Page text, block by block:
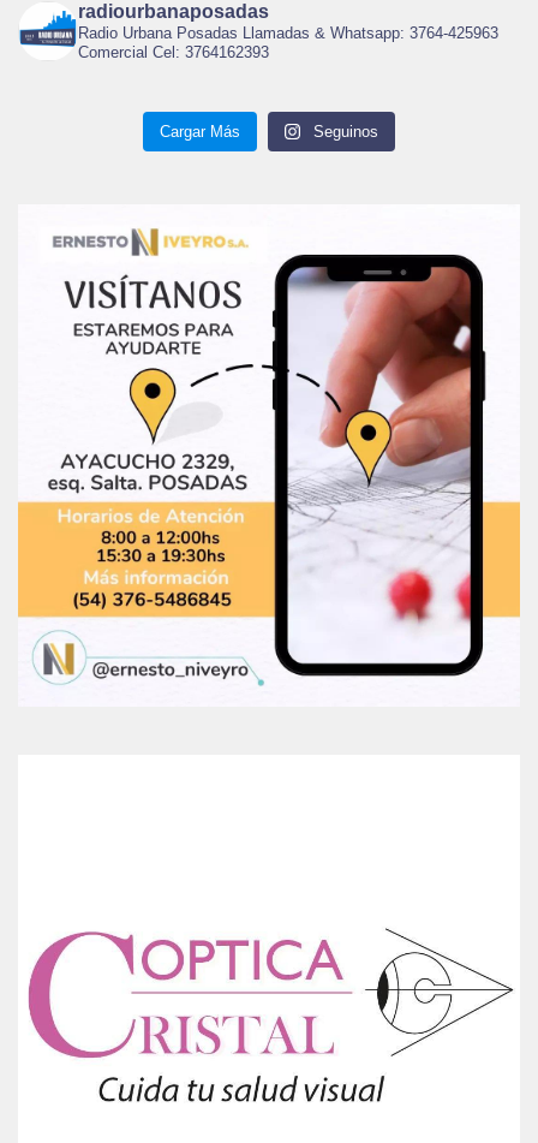
radiourbanaposadas
Radio Urbana Posadas Llamadas & Whatsapp: 3764-425963
Comercial Cel: 3764162393
Cargar Más Seguinos